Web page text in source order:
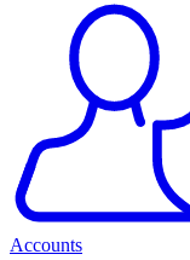
Accounts